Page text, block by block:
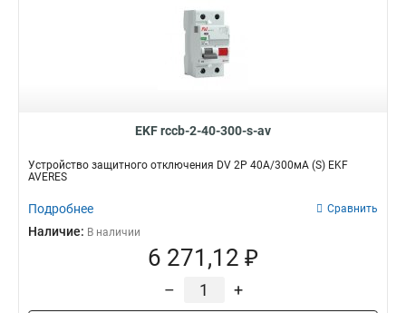
EKF rccb-2-40-300-s-av
Устройство защитного отключения DV 2P 40А/300мА (S) EKF
AVERES
Подробнее Сравнить
Наличие: В наличии
6 271,12 ₽
– +